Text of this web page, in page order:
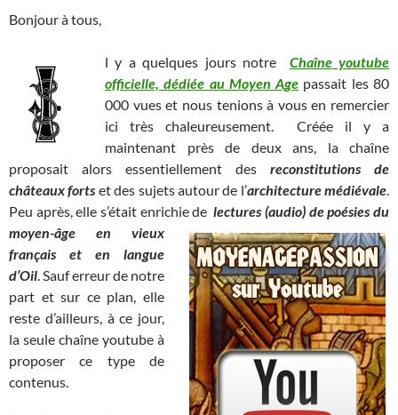
Bonjour à tous,
l y a quelques jours notre
Chaîne youtube
officielle, dédiée au Moyen Age passait les 80
000 vues et nous tenions à vous en remercier
ici très chaleureusement. Créée il y a
maintenant près de deux ans, la chaîne
proposait alors essentiellement des reconstitutions de
châteaux forts et des sujets autour de l’architecture médiévale.
Peu après, elle s’était enrichie delectures (audio) de poésies du
moyen-âge en vieux
français et en langue
d’Oil. Sauf erreur de notre
part et sur ce plan, elle
reste d’ailleurs, à ce jour,
la seule chaîne youtube à
proposer ce type de
contenus.